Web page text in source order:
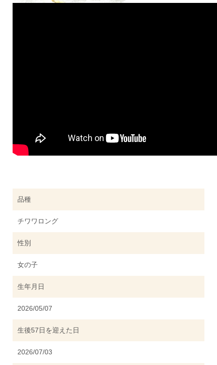
品種
チワワロング
性別
女の子
生年月日
2026/05/07
生後57日を迎えた日
2026/07/03